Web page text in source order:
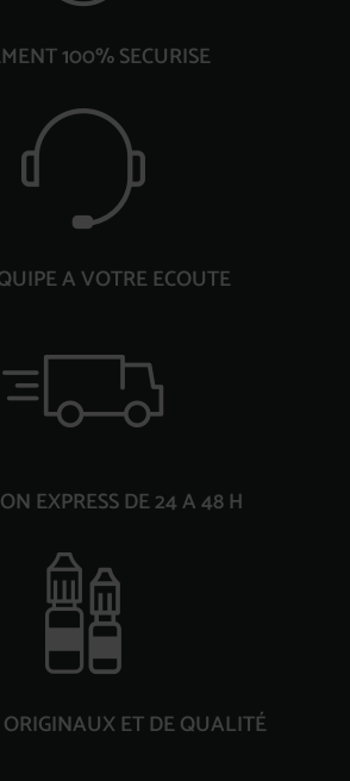
100% SECURISE
A VOTRE ECOUTE
EXPRESS DE 24 A 48 H
ET DE QUALITÉ